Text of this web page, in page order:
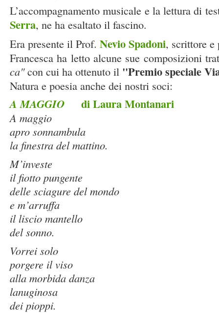
L’accompagnamento musicale e la lettura di
Serra, ne ha esaltato il fascino.
Era presente il Prof. Nevio Spadoni, scrittore e
Francesca ha letto alcune sue composizioni
ca"con cui ha ottenuto il "Premio speciale
Natura e poesia anche dei nostri soci:
A MAGGIO di Laura Montanari
A maggio
apro sonnambula
la finestra del mattino.
M’investe
il fiotto pungente
delle sciagure del mondo
e m’arruffa
il liscio mantello
del sonno.
Vorrei solo
porgere il viso
alla morbida danza
lanuginosa
dei pioppi.